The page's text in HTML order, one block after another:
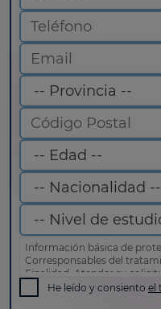
Información básica de
Corresponsables del
Finalidad: Atender su
comercial
Derechos: Puede acceder,
He leído y consiento el